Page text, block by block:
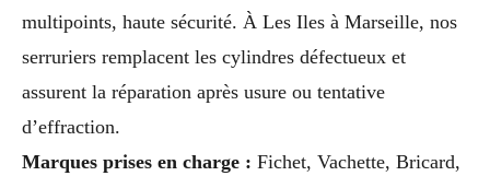
multipoints, haute sécurité. À Les Iles à Marseille, nos
serruriers remplacent les cylindres défectueux et
assurent la réparation après usure ou tentative
d’effraction.
Marques prises en charge : Fichet, Vachette, Bricard,